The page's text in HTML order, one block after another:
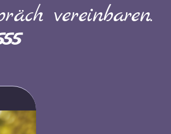
vereinbaren.